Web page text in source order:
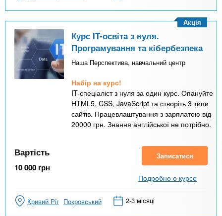
Курс IT-освіта з нуля.
Програмування та кібербезпека
Наша Перспектива, навчальний центр
Набір на курс!
IT-спеціаліст з нуля за один курс. Опануйте
HTML5, CSS, JavaScript та створіть 3 типи
сайтів. Працевлаштування з зарплатою від
20000 грн. Знання англійської не потрібно.
Акція
Вартість
10 000 грн
Записатися
Подробно о курсе
Кривий Ріг Покровський 2-3 місяці